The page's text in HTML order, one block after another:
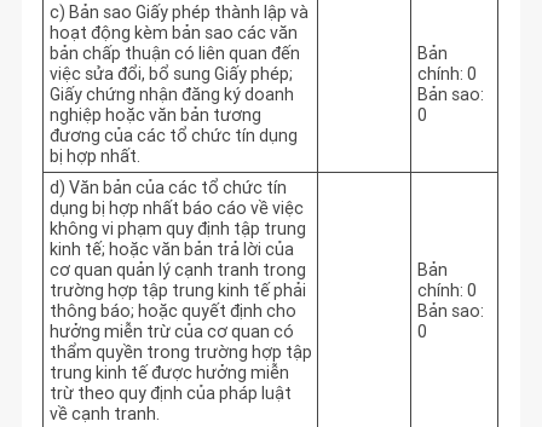
c) Bản sao Giấy phép thành lập và
hoạt động kèm bản sao các văn
bản chấp thuận có liên quan đến
việc sửa đổi, bổ sung Giấy phép;
Giấy chứng nhận đăng ký doanh
nghiệp hoặc văn bản tương
đương của các tổ chức tín dụng
bị hợp nhất.
Bản
chính: 0
Bản sao:
0
d) Văn bản của các tổ chức tín
dụng bị hợp nhất báo cáo về việc
không vi phạm quy định tập trung
kinh tế; hoặc văn bản trả lời của
cơ quan quản lý cạnh tranh trong
trường hợp tập trung kinh tế phải
thông báo; hoặc quyết định cho
hưởng miễn trừ của cơ quan có
thẩm quyền trong trường hợp tập
trung kinh tế được hưởng miễn
trừ theo quy định của pháp luật
về cạnh tranh.
Bản
chính: 0
Bản sao:
0